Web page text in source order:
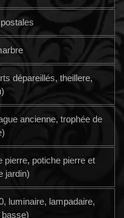
dépareillés, theillere,
ancienne, trophée de
pierre, potiche pierre et
jardin)
luminaire, lampadaire,
basse)